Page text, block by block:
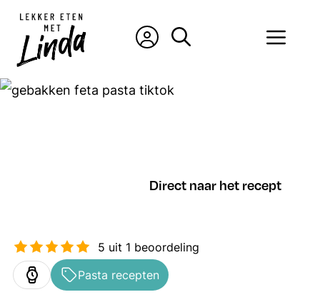
naar
inhoud
Direct naar het recept
5 uit 1 beoordeling
Pasta recepten